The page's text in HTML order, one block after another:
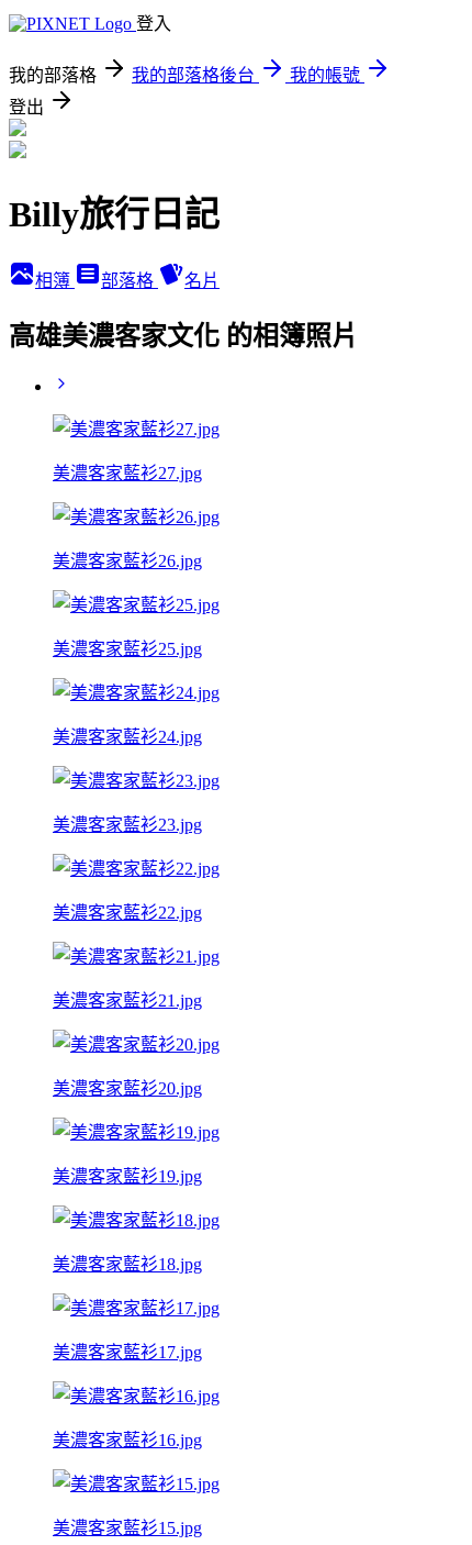
登入
我的部落格 我的部落格後台
我的帳號
登出
Billy旅行日記
相簿 部落格 名片
高雄美濃客家文化 的相簿照片
美濃客家藍衫27.jpg
美濃客家藍衫26.jpg
美濃客家藍衫25.jpg
美濃客家藍衫24.jpg
美濃客家藍衫23.jpg
美濃客家藍衫22.jpg
美濃客家藍衫21.jpg
美濃客家藍衫20.jpg
美濃客家藍衫19.jpg
美濃客家藍衫18.jpg
美濃客家藍衫17.jpg
美濃客家藍衫16.jpg
美濃客家藍衫15.jpg